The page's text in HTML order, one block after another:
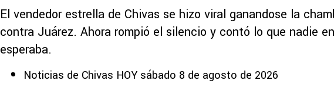
El vendedor estrella de Chivas se hizo viral ganandose la
contra Juárez. Ahora rompió el silencio y contó lo que nadie
esperaba.
Noticias de Chivas HOY sábado 8 de agosto de 2026